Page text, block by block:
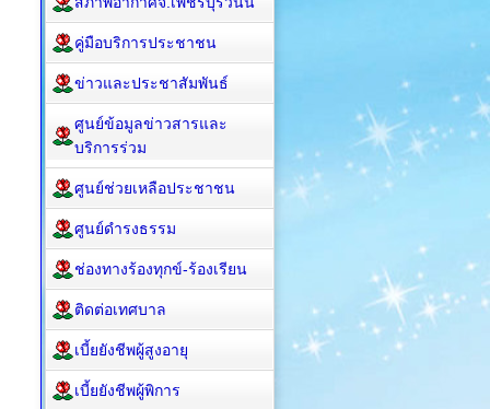
คู่มือบริการประชาชน
ข่าวและประชาสัมพันธ์
ศูนย์ข้อมูลข่าวสารและ
บริการร่วม
ศูนย์ช่วยเหลือประชาชน
ศูนย์ดำรงธรรม
ช่องทางร้องทุกข์-ร้องเรียน
ติดต่อเทศบาล
เบี้ยยังชีพผู้สูงอายุ
เบี้ยยังชีพผู้พิการ